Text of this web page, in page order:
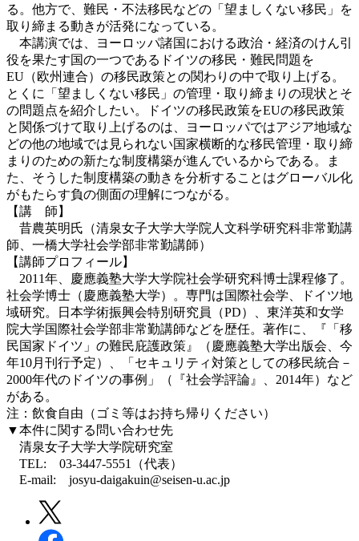
る。他方で、難民・不法移民などの「望ましくない移民」を
取り締まる動きが活発になっている。
本講演では、ヨーロッパ諸国における政治・経済のけん引
役を果たす国の一つであるドイツの移民・難民問題を
EU（欧州連合）の移民政策との関わりの中で取り上げる。
とくに「望ましくない移民」の管理・取り締まりの現状とそ
の問題点を紹介したい。ドイツの移民政策をEUの移民政策
と関係づけて取り上げるのは、ヨーロッパではアジア地域な
どの他の地域では見られない国家横断的な移民管理・取り締
まりのための新たな制度構築が進んでいるからである。ま
た、そうした制度構築の動きを分析することはグローバル化
がもたらす負の側面の理解につながる。
【講 師】
昔農英明氏（清泉女子大学大学院人文科学研究科非常勤講
師、一橋大学社会学部非常勤講師）
【講師プロフィール】
2011年、慶應義塾大学大学院社会学研究科博士課程修了。
社会学博士（慶應義塾大学）。専門は国際社会学、ドイツ地
域研究。日本学術振興会特別研究員（PD）、東洋英和女学
院大学国際社会学部非常勤講師などを歴任。著作に、『「移
民国家ドイツ」の難民庇護政策』（慶應義塾大学出版会、今
年10月刊行予定）、「セキュリティ対策としての移民統合－
2000年代のドイツの事例」（『社会学評論』、2014年）など
がある。
注：飲食自由（ゴミ等はお持ち帰りください）
▼本件に関する問い合わせ先
清泉女子大学大学院研究室
TEL: 03-3447-5551（代表）
E-mail: josyu-daigakuin@seisen-u.ac.jp